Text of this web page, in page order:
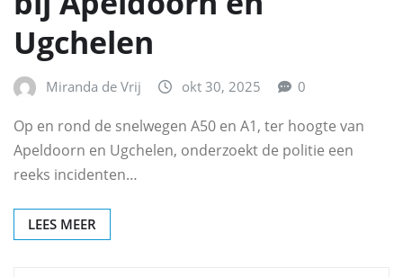
Ugchelen
Miranda de Vrij okt 30, 2025 0
Op en rond de snelwegen A50 en A1, ter hoogte van
Apeldoorn en Ugchelen, onderzoekt de politie een
reeks incidenten…
LEES MEER